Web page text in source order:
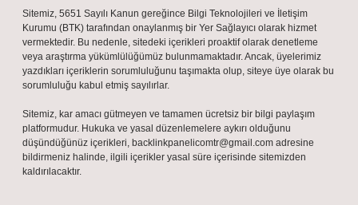
Sitemiz, 5651 Sayılı Kanun gereğince Bilgi Teknolojileri ve İletişim
Kurumu (BTK) tarafından onaylanmış bir Yer Sağlayıcı olarak hizmet
vermektedir. Bu nedenle, sitedeki içerikleri proaktif olarak denetleme
veya araştırma yükümlülüğümüz bulunmamaktadır. Ancak, üyelerimiz
yazdıkları içeriklerin sorumluluğunu taşımakta olup, siteye üye olarak bu
sorumluluğu kabul etmiş sayılırlar.
Sitemiz, kar amacı gütmeyen ve tamamen ücretsiz bir bilgi paylaşım
platformudur. Hukuka ve yasal düzenlemelere aykırı olduğunu
düşündüğünüz içerikleri, backlinkpanelicomtr@gmail.com adresine
bildirmeniz halinde, ilgili içerikler yasal süre içerisinde sitemizden
kaldırılacaktır.